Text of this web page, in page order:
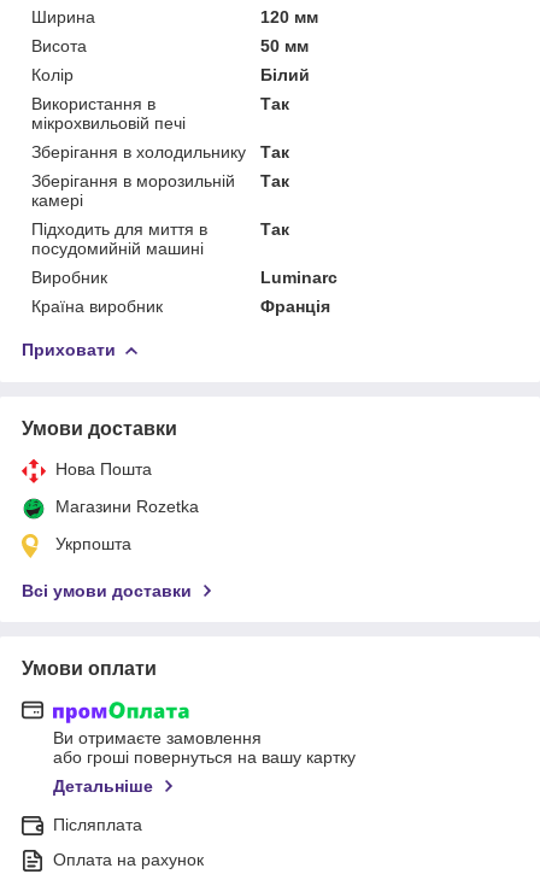
Ширина
120 мм
Висота
50 мм
Колір
Білий
Використання в
мікрохвильовій печі
Так
Зберігання в холодильнику
Так
Зберігання в морозильній
камері
Так
Підходить для миття в
посудомийній машині
Так
Виробник
Luminarc
Країна виробник
Франція
Приховати
Умови доставки
Нова Пошта
Магазини Rozetka
Укрпошта
Всі умови доставки
Умови оплати
Ви отримаєте замовлення
або гроші повернуться на вашу картку
Детальніше
Післяплата
Оплата на рахунок